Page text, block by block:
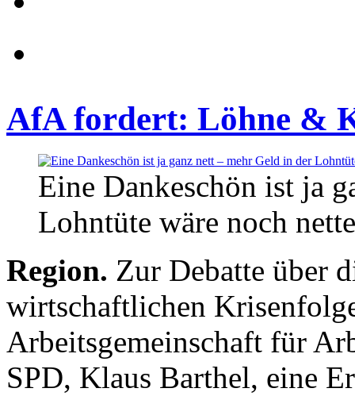
AfA fordert: Löhne &
Eine Dankeschön ist ja
Lohntüte wäre noch
Region. Zur Debatte über
wirtschaftlichen
Arbeitsgemeinschaft für
SPD, Klaus Barthel, eine